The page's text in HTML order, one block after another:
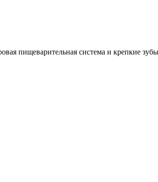
пищеварительная система и крепкие